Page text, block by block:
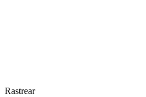
Rastrear